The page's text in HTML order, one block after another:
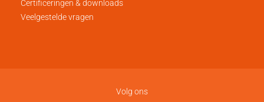
Certificeringen & downloads
Veelgestelde vragen
Volg ons